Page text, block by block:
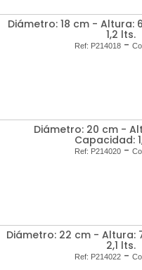
Diámetro: 18 cm - Altura:
1,2 lts.
Ref: P214018 -
Diámetro: 20 cm -
Capacidad:
Ref: P214020 -
Diámetro: 22 cm - Altura:
2,1 lts.
Ref: P214022 -